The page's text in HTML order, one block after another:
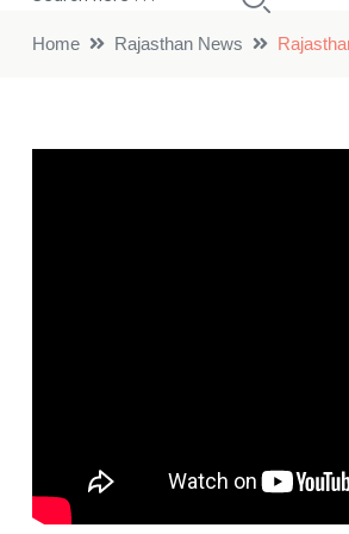
Home Rajasthan News